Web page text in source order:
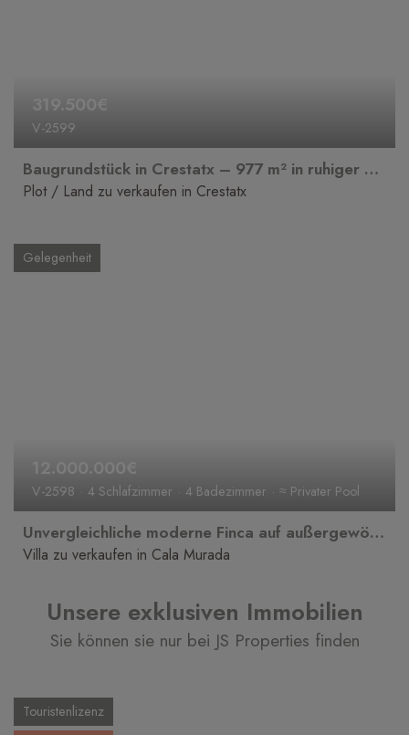
319.500€
V-2599
Baugrundstück in Crestatx – 977 m² in ruhiger Wohnlage
Plot / Land zu verkaufen in Crestatx
Gelegenheit
12.000.000€
V-2598 4 Schlafzimmer 4 Badezimmer ≈ Privater Pool
Unvergleichliche moderne Finca auf außergewöhnlichem Anwesen nahe Cala Murada
Villa zu verkaufen in Cala Murada
Unsere exklusiven Immobilien
Sie können sie nur bei JS Properties finden
Touristenlizenz